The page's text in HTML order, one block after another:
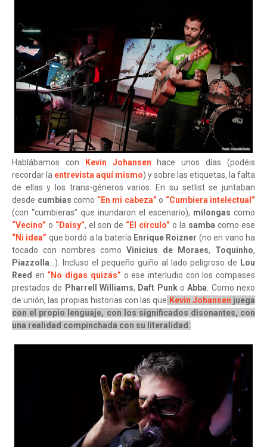
Hablábamos con Kevin Johansen hace unos días (podéis
recordar la entrevista aquí mismo) y sobre las etiquetas, la falta
de ellas y los trans-géneros varios. En su setlist se juntaban
desde cumbias como “En mi cabeza” o “Cumbiera intelectual”
(con “cumbieras” que inundaron el escenario), milongas como
“Vecino” o “Daisy”, el son de “El círculo” o la samba como ese
“Ni idea” que bordó a la batería Enrique Roizner (no en vano ha
tocado con nombres como Vinicius de Moraes, Toquinho,
Piazzolla...). Incluso el pequeño guiño al lado peligroso de Lou
Reed en “No digas quizás” o ese interludio con los compases
prestados de Pharrell Williams, Daft PunkoAbba. Como nexo
de unión, las propias historias con las que Kevin Johansen juega
con el propio lenguaje, con los significados disonantes, con
una realidad compinchada con su literalidad.